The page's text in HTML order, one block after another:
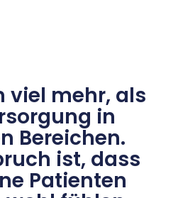
viel mehr, als
in
Bereichen.
ist, dass
Patienten